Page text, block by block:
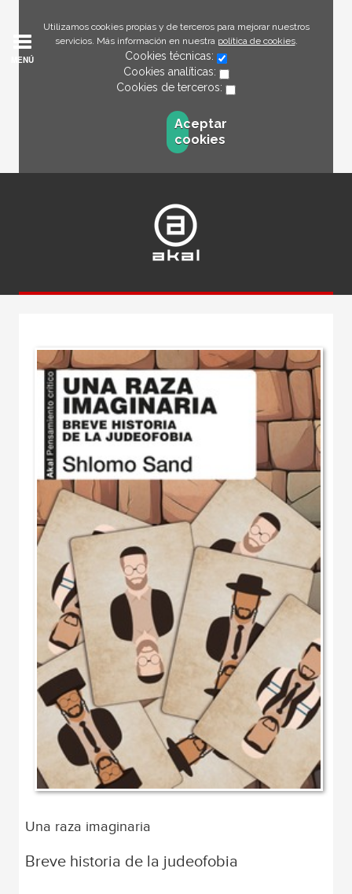
Utilizamos cookies propias y de terceros para mejorar nuestros
servicios. Más información en nuestra política de cookies.
Cookies técnicas:
Cookies analíticas:
Cookies de terceros:
Aceptar
cookies
MENÚ
Una raza imaginaria
Breve historia de la judeofobia